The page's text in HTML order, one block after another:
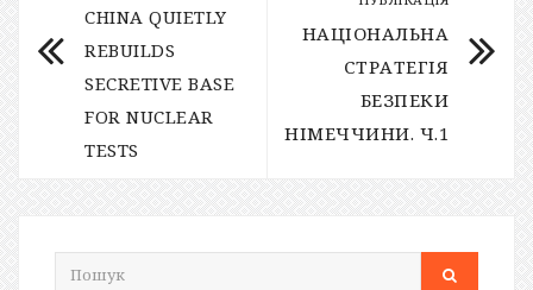
CHINA QUIETLY
REBUILDS
SECRETIVE BASE
FOR NUCLEAR
TESTS
НАЦІОНАЛЬНА
СТРАТЕГІЯ
БЕЗПЕКИ
НІМЕЧЧИНИ. Ч.1